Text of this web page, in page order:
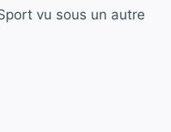
vu sous un autre